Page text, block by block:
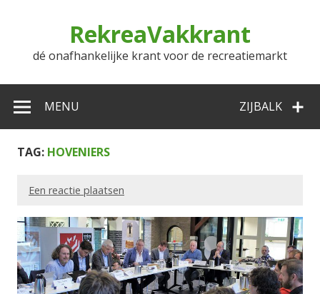
RekreaVakkrant
dé onafhankelijke krant voor de recreatiemarkt
ZIJBALK
MENU
TAG: HOVENIERS
Een reactie plaatsen